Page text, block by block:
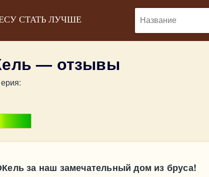
СТАТЬ ЛУЧШЕ
— отзывы
за наш замечательный дом из бруса!